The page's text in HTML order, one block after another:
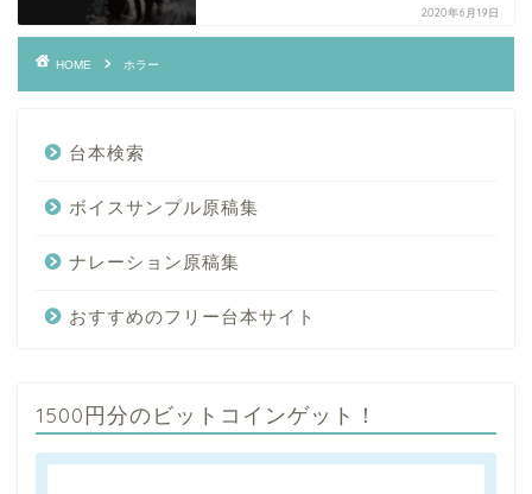
2020年6月19日
HOME ホラー
台本検索
ボイスサンプル原稿集
ナレーション原稿集
おすすめのフリー台本サイト
1500円分のビットコインゲット！